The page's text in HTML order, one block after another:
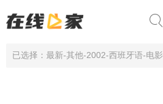
已选择：最新-其他-2002-西班牙语-电影